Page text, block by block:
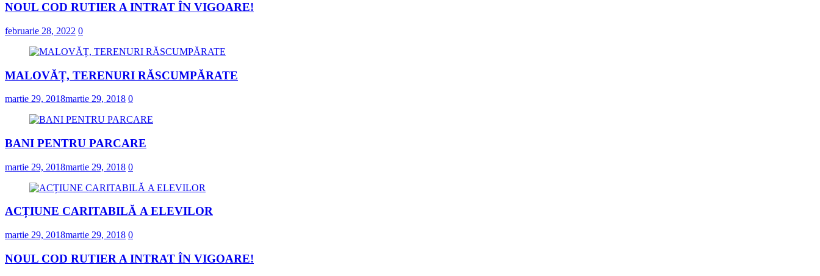
NOUL COD RUTIER A INTRAT ÎN VIGOARE!
februarie 28, 2022 0
MALOVĂȚ, TERENURI RĂSCUMPĂRATE
martie 29, 2018martie 29, 2018 0
BANI PENTRU PARCARE
martie 29, 2018martie 29, 2018 0
ACȚIUNE CARITABILĂ A ELEVILOR
martie 29, 2018martie 29, 2018 0
NOUL COD RUTIER A INTRAT ÎN VIGOARE!